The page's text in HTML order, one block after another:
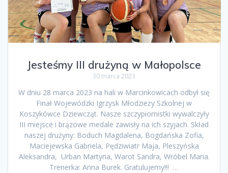
Jesteśmy III drużyną w Małopolsce
30 marca 2023
W dniu 28 marca 2023 na hali w Marcinkowicach odbył się
Finał Wojewódzki Igrzysk Młodzieży Szkolnej w
Koszykówce Dziewcząt. Nasze szczypiornistki wywalczyły
III miejsce i brązowe medale zawisły na ich szyjach. Skład
naszej drużyny: Boduch Magdalena, Bogdańska Zofia,
Maciejewska Gabriela, Pędziwiatr Maja, Pleszyńska
Aleksandra, Urban Martyna, Warot Sandra, Wróbel Maria.
Trenerka: Anna Burek. Gratulujemy!!! …